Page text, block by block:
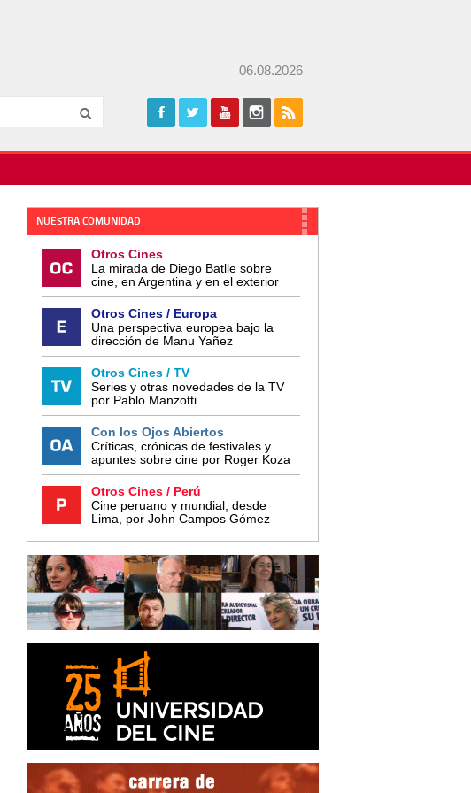
06.08.2026
NUESTRA COMUNIDAD
Otros Cines
La mirada de Diego Batlle sobre
cine, en Argentina y en el exterior
Otros Cines / Europa
Una perspectiva europea bajo la
dirección de Manu Yañez
Otros Cines / TV
Series y otras novedades de la TV
por Pablo Manzotti
Con los Ojos Abiertos
Críticas, crónicas de festivales y
apuntes sobre cine por Roger Koza
Otros Cines / Perú
Cine peruano y mundial, desde
Lima, por John Campos Gómez